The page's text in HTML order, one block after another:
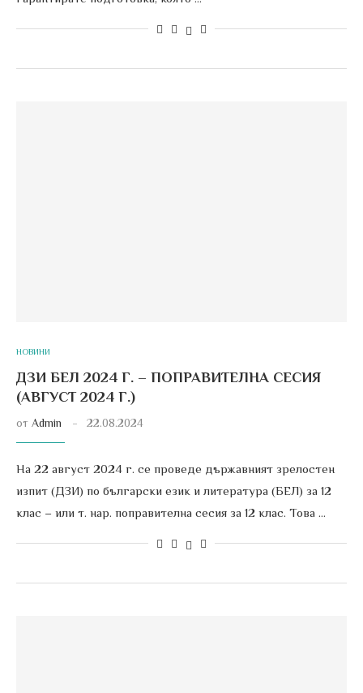
НОВИНИ
ДЗИ БЕЛ 2024 Г. – ПОПРАВИТЕЛНА СЕСИЯ
(АВГУСТ 2024 Г.)
от Admin 22.08.2024
На 22 август 2024 г. се проведе държавният зрелостен
изпит (ДЗИ) по български език и литература (БЕЛ) за 12
клас – или т. нар. поправителна сесия за 12 клас. Това …